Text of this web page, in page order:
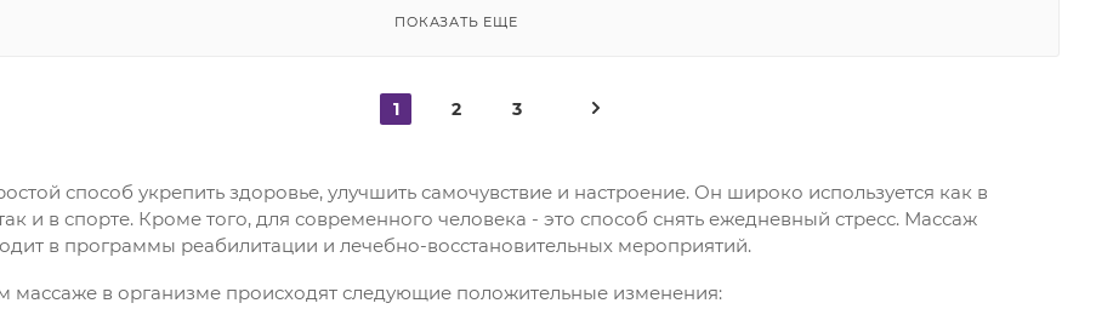
ПОКАЗАТЬ ЕЩЕ
1 2 3
способ укрепить здоровье, улучшить самочувствие и настроение. Он широко используется как в
и в спорте. Кроме того, для современного человека - это способ снять ежедневный стресс. Массаж
в программы реабилитации и лечебно-восстановительных мероприятий.
массаже в организме происходят следующие положительные изменения: